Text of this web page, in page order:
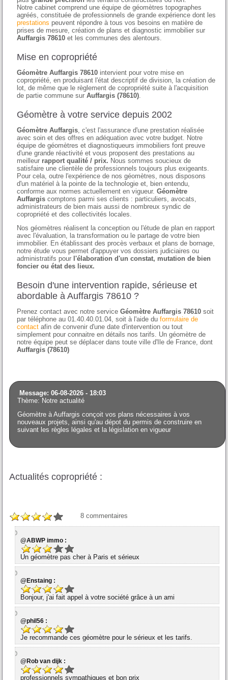
Notre cabinet comprend une équipe de géomètres topographes
agréés, constituée de professionnels de grande expérience dont les
prestations peuvent répondre à tous vos besoins en matière de
prises de mesure, création de plans et diagnostic immobilier sur
Auffargis 78610 et les communes des alentours.
Mise en copropriété
Géomètre Auffargis 78610 intervient pour votre mise en
copropriété, en produisant l'état descriptif de division, la création de
lot, de même que le règlement de copropriété suite à l'acquisition
de partie commune surAuffargis (78610).
Géomètre à votre service depuis 2002
Géomètre Auffargis, c'est l'assurance d'une prestation réalisée
avec soin et des offres en adéquation avec votre budget. Notre
équipe de géomètres et diagnostiqueurs immobiliers font preuve
d'une grande réactivité et vous proposent des prestations au
meilleur rapport qualité / prix. Nous sommes soucieux de
satisfaire une clientèle de professionnels toujours plus exigeants.
Pour cela, outre l'expérience de nos géomètres, nous disposons
d'un matériel à la pointe de la technologie et, bien entendu,
conforme aux normes actuellement en vigueur.Géomètre
Auffargis comptons parmi ses clients : particuliers, avocats,
administrateurs de bien mais aussi de nombreux syndic de
copropriété et des collectivités locales.
Nos géomètres réalisent la conception ou l'étude de plan en rapport
avec l'évaluation, la transformation ou le partage de votre bien
immobilier. En établissant des procès verbaux et plans de bornage,
notre étude vous permet d'appuyer vos dossiers judiciaires ou
administratifs pour l'élaboration d'un constat, mutation de bien
foncier ou état des lieux.
Besoin d'une intervention rapide, sérieuse et
abordable à Auffargis 78610 ?
Prenez contact avec notre serviceGéomètre Auffargis 78610 soit
par téléphone au 01.40.40.01.04, soit à l'aide duformulaire de
contact afin de convenir d'une date d'intervention ou tout
simplement pour connaitre en détails nos tarifs. Un géomètre de
notre équipe peut se déplacer dans toute ville d'Ile de France, dont
Auffargis (78610)
Message: 06-08-2026 - 18:03
Thème: Notre actualité
Géomètre à Auffargis conçoit vos plans nécessaires à vos
nouveaux projets, ainsi qu'au dépot du permis de construire en
suivant les règles légales et la législation en vigueur
Actualités copropriété :
8 commentaires
@ABWP immo :
Un géomètre pas cher à Paris et sérieux
@Enstaing :
Bonjour, j'ai fait appel à votre société grâce à un ami
@phil56 :
Je recommande ces géomètre pour le sérieux et les tarifs.
@Rob van dijk :
professionnels sympathiques et bon prix